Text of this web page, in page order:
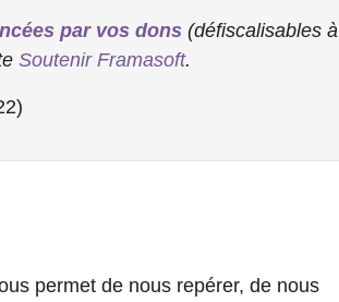
par vos dons(défiscalisables à
Soutenir Framasoft.
permet de nous repérer, de nous